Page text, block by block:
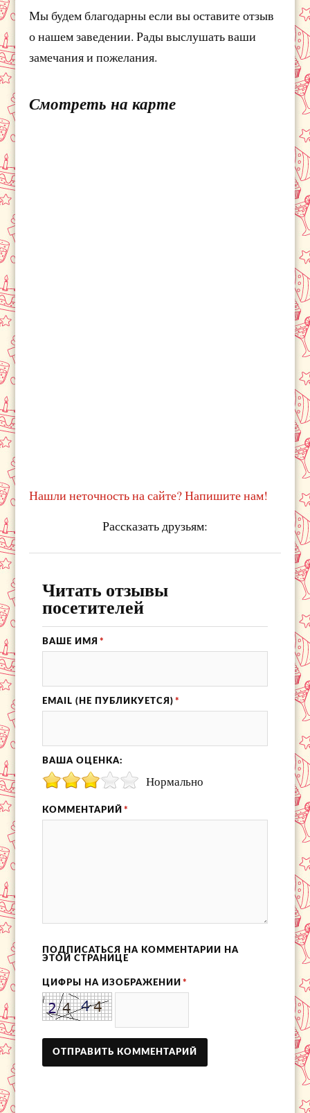
Мы будем благодарны если вы оставите отзыв
о нашем заведении. Рады выслушать ваши
замечания и пожелания.
Смотреть на карте
Нашли неточность на сайте? Напишите нам!
Рассказать друзьям:
Читать отзывы
посетителей
ВАШЕ ИМЯ *
EMAIL (НЕ ПУБЛИКУЕТСЯ) *
ВАША ОЦЕНКА:
Нормально
КОММЕНТАРИЙ *
ПОДПИСАТЬСЯ НА КОММЕНТАРИИ НА
ЭТОЙ СТРАНИЦЕ
ЦИФРЫ НА ИЗОБРАЖЕНИИ *